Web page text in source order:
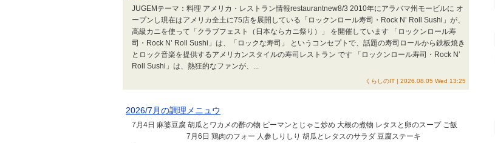
JUGEMテーマ：料理 アメリカ・レストラン情報restaurantnew8/3 2010年にアラバマ州モービルに オ
ープンし現在はアメリカ全土に75店を展開している「ロックンロール寿司・Rock N’ Roll Sushi」が、
高級カニを使って「クラブフェスト（日本ならカニ祭り）」 を開催しています 「ロックンロール寿
司・Rock N’ Roll Sushi」は、「ロックな寿司」 というコンセプトで、話題の寿司ロールから鉄板焼き
とロック音楽を提供するアメリカンスタイルの寿司レストラン です 「ロックンロール寿司・Rock N’
Roll Sushi」は、熱狂的なファンが、...
くらしのIT | 2026.08.05 Wed 13:25
2026/7月の調理メニュウ
7月4日 麻婆豆腐 胡瓜とワカメの酢の物 ピーマンとじゃこ炒め 大根の煮物 レタスと卵のスープ ご飯
7月6日 鶏肉のフォー 人参しりしり 胡瓜とレタスのサラダ 豆腐ステーキ